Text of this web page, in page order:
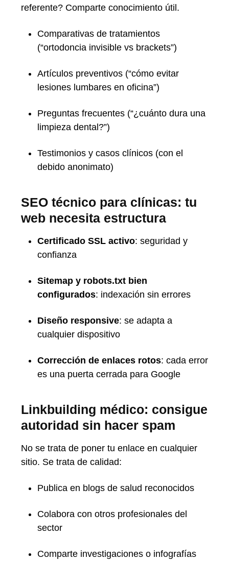
referente? Comparte conocimiento útil.
Comparativas de tratamientos
(“ortodoncia invisible vs brackets”)
Artículos preventivos (“cómo evitar
lesiones lumbares en oficina”)
Preguntas frecuentes (“¿cuánto dura una
limpieza dental?”)
Testimonios y casos clínicos (con el
debido anonimato)
SEO técnico para clínicas: tu
web necesita estructura
Certificado SSL activo: seguridad y
confianza
Sitemap y robots.txt bien
configurados: indexación sin errores
Diseño responsive: se adapta a
cualquier dispositivo
Corrección de enlaces rotos: cada error
es una puerta cerrada para Google
Linkbuilding médico: consigue
autoridad sin hacer spam
No se trata de poner tu enlace en cualquier
sitio. Se trata de calidad:
Publica en blogs de salud reconocidos
Colabora con otros profesionales del
sector
Comparte investigaciones o infografías